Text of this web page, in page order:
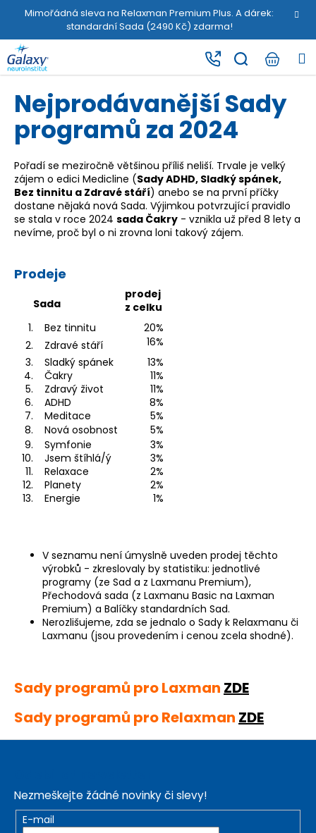
Mimořádná sleva na Relaxman Premium Plus. A dárek:
standardní Sada (2490 Kč) zdarma!
Nejprodávanější Sady
programů za 2024
Pořadí se meziročně většinou příliš neliší. Trvale je velký
zájem o edici Medicline (Sady ADHD, Sladký spánek,
Bez tinnitu a Zdravé stáří) anebo se na první příčky
dostane nějaká nová Sada. Výjimkou potvrzující pravidlo
se stala v roce 2024 sada Čakry - vznikla už před 8 lety a
nevíme, proč byl o ni zrovna loni takový zájem.
Prodeje
Sada
prodej
z celku
1. Bez tinnitu
20%
2. Zdravé stáří
16%
3. Sladký spánek
13%
4. Čakry
11%
5. Zdravý život
11%
6. ADHD
8%
7. Meditace
5%
8. Nová osobnost
5%
9. Symfonie
3%
10. Jsem štíhlá/ý
3%
11. Relaxace
2%
12. Planety
2%
13. Energie 1%
V seznamu není úmyslně uveden prodej těchto
výrobků - zkreslovaly by statistiku: jednotlivé
programy (ze Sad a z Laxmanu Premium),
Přechodová sada (z Laxmanu Basic na Laxman
Premium) a Balíčky standardních Sad.
Nerozlišujeme, zda se jednalo o Sady k Relaxmanu či
Laxmanu (jsou provedením i cenou zcela shodné).
Sady programů pro Laxman ZDE
Sady programů pro Relaxman ZDE
š
k C
o
p
o
t
ř
e
b
u
j
t
HLEDAT
e
m
e
Z
Nezmeškejte žádné novinky či slevy!
E-mail